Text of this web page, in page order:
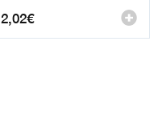
2,02€